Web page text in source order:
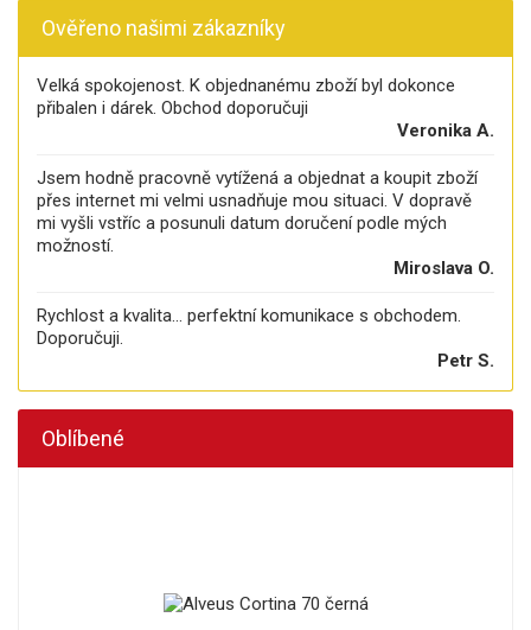
Ověřeno našimi zákazníky
Velká spokojenost. K objednanému zboží byl dokonce
přibalen i dárek. Obchod doporučuji
Veronika A.
Jsem hodně pracovně vytížená a objednat a koupit zboží
přes internet mi velmi usnadňuje mou situaci. V dopravě
mi vyšli vstříc a posunuli datum doručení podle mých
možností.
Miroslava O.
Rychlost a kvalita... perfektní komunikace s obchodem.
Doporučuji.
Petr S.
Oblíbené